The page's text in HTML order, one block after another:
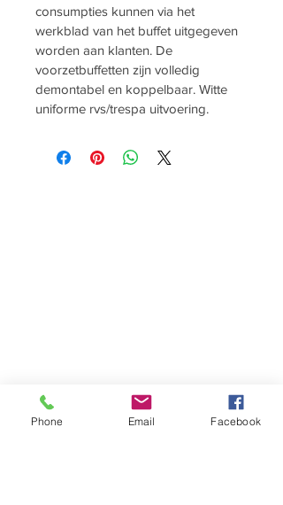
consumpties kunnen via het
werkblad van het buffet uitgegeven
worden aan klanten. De
voorzetbuffetten zijn volledig
demontabel en koppelbaar. Witte
uniforme rvs/trespa uitvoering.
Phone Email Facebook